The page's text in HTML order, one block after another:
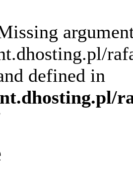
defined in